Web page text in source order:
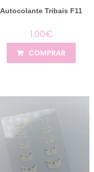
Autocolante Tribais F11
1.00€
COMPRAR